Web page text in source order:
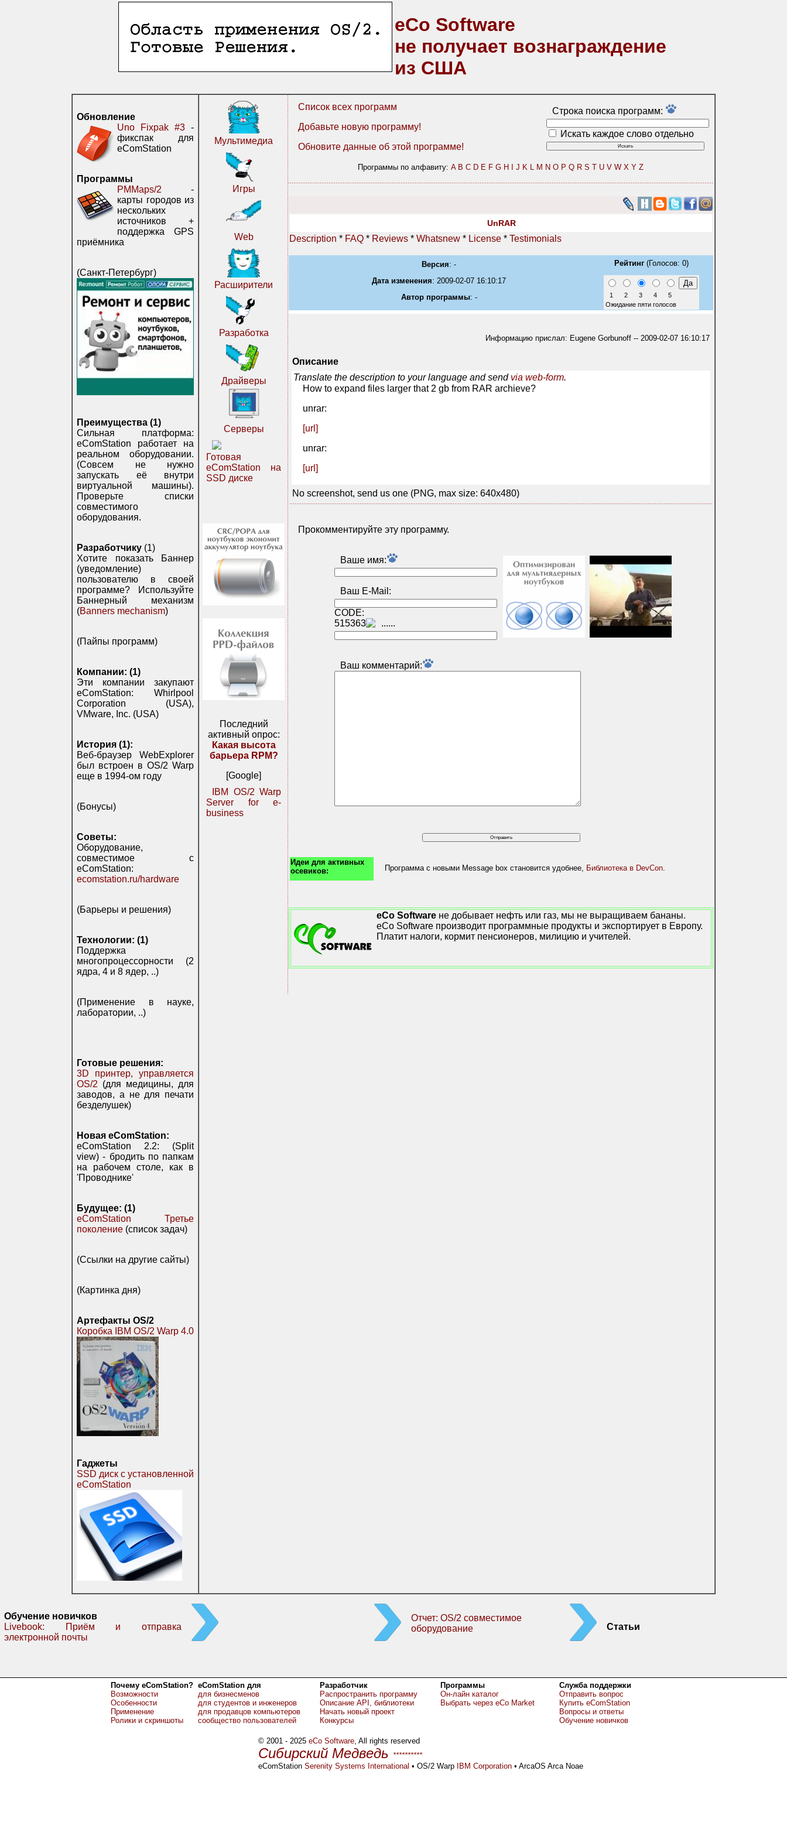
eCo Software
не получает вознаграждение
из США
Обновление
Uno Fixpak #3 -
фикспак для
eComStation
Программы
PMMaps/2 -
карты городов из
нескольких
источников +
поддержка GPS
приёмника
(Санкт-Петербург)
Преимущества (1)
Сильная платформа:
eComStation работает на
реальном оборудовании.
(Совсем не нужно
запускать её внутри
виртуальной машины).
Проверьте списки
совместимого
оборудования.
Разработчику (1)
Хотите показать Баннер
(уведомление)
пользователю в своей
программе? Используйте
Баннерный механизм
(Banners mechanism)
(Пайпы программ)
Компании: (1)
Эти компании закупают
eComStation: Whirlpool
Corporation (USA),
VMware, Inc. (USA)
История (1):
Веб-браузер WebExplorer
был встроен в OS/2 Warp
еще в 1994-ом году
(Бонусы)
Советы:
Оборудование,
совместимое с
eComStation:
ecomstation.ru/hardware
(Барьеры и решения)
Технологии: (1)
Поддержка
многопроцессорности (2
ядра, 4 и 8 ядер, ..)
(Применение в науке,
лаборатории, ..)
Готовые решения:
3D принтер, управляется
OS/2 (для медицины, для
заводов, а не для печати
безделушек)
Новая eComStation:
eComStation 2.2: (Split
view) - бродить по папкам
на рабочем столе, как в
'Проводнике'
Будущее: (1)
eComStation Третье
поколение (список задач)
(Ссылки на другие сайты)
(Картинка дня)
Артефакты OS/2
Коробка IBM OS/2 Warp 4.0
Гаджеты
SSD диск с установленной
eComStation
Мультимедиа
Игры
Web
Расширители
Разработка
Драйверы
Серверы
Готовая
eComStation на
SSD диске
Последний
активный опрос:
Какая высота
барьера RPM?
[Google]
IBM OS/2 Warp
Server for e-
business
Список всех программ
Добавьте новую программу!
Обновите данные об этой программе!
Строка поиска программ:
Искать каждое слово отдельно
Программы по алфавиту: A B C D E F G H J K L M N O P Q R S T U V W X Y Z
UnRAR
Description * FAQ * Reviews * Whatsnew * License * Testimonials
Версия: -
Дата изменения: 2009-02-07 16:10:17
Автор программы: -
Рейтинг(Голосов: 0)
1 2 3 4
5
Ожидание пяти голосов
Информацию прислал: Eugene Gorbunoff -- 2009-02-07 16:10:17
Описание
Translate the description to your language and send via web-form.
How to expand files larger that 2 gb from RAR archieve?
unrar:
[url]
unrar:
[url]
No screenshot, send us one (PNG, max size: 640x480)
Прокомментируйте эту программу.
Ваше имя:
Ваш E-Mail:
CODE:
515363
Ваш комментарий:
Идеи для активных
осевиков:
Программа с новыми Message box становится удобнее, Библиотека в DevCon
eCo Software не добывает нефть или газ, мы не выращиваем бананы.
eCo Software производит программные продукты и экспортирует в Европу.
Платит налоги, кормит пенсионеров, милицию и учителей.
Обучение новичков
Livebook: Приём и отправка
электронной почты
Отчет: OS/2 совместимое
оборудование
Статьи
Почему eComStation?
Возможности
Особенности
Применение
Ролики и скриншоты
eComStation для
для бизнесменов
для студентов и инженеров
для продавцов компьютеров
сообщество пользователей
Разработчик
Распространить программу
Описание API, библиотеки
Начать новый проект
Конкурсы
Программы
Он-лайн каталог
Выбрать через eCo Market
Служба поддержки
Отправить вопрос
Купить eComStation
Вопросы и ответы
Обучение новичков
© 2001 - 2025 eCo Software, All rights reserved
Сибирский Медведь **********
eComStation Serenity Systems International • OS/2 Warp IBM Corporation• ArcaOS Arca Noae